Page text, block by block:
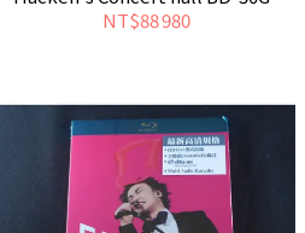
Hacken Lee
NT$88 980